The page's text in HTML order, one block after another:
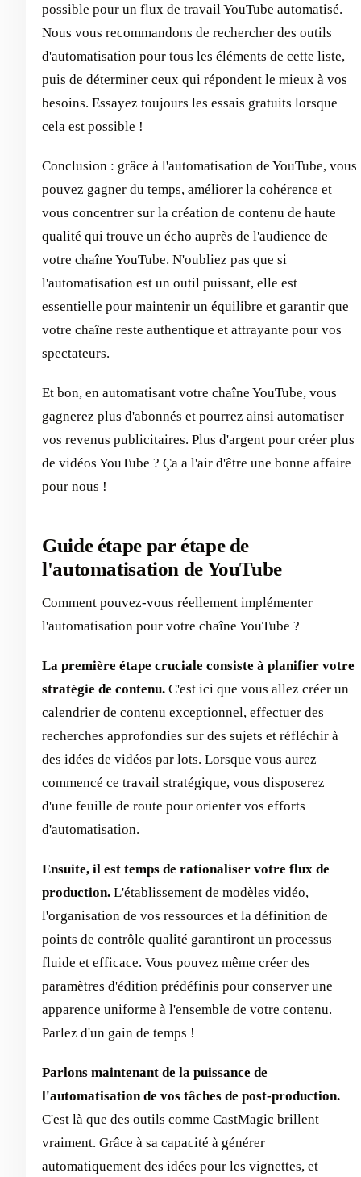
possible pour un flux de travail YouTube automatisé.
Nous vous recommandons de rechercher des outils
d'automatisation pour tous les éléments de cette liste,
puis de déterminer ceux qui répondent le mieux à vos
besoins. Essayez toujours les essais gratuits lorsque
cela est possible !
Conclusion : grâce à l'automatisation de YouTube, vous
pouvez gagner du temps, améliorer la cohérence et
vous concentrer sur la création de contenu de haute
qualité qui trouve un écho auprès de l'audience de
votre chaîne YouTube. N'oubliez pas que si
l'automatisation est un outil puissant, elle est
essentielle pour maintenir un équilibre et garantir que
votre chaîne reste authentique et attrayante pour vos
spectateurs.
Et bon, en automatisant votre chaîne YouTube, vous
gagnerez plus d'abonnés et pourrez ainsi automatiser
vos revenus publicitaires. Plus d'argent pour créer plus
de vidéos YouTube ? Ça a l'air d'être une bonne affaire
pour nous !
Guide étape par étape de
l'automatisation de YouTube
Comment pouvez-vous réellement implémenter
l'automatisation pour votre chaîne YouTube ?
La première étape cruciale consiste à planifier votre
stratégie de contenu. C'est ici que vous allez créer un
calendrier de contenu exceptionnel, effectuer des
recherches approfondies sur des sujets et réfléchir à
des idées de vidéos par lots. Lorsque vous aurez
commencé ce travail stratégique, vous disposerez
d'une feuille de route pour orienter vos efforts
d'automatisation.
Ensuite, il est temps de rationaliser votre flux de
production. L'établissement de modèles vidéo,
l'organisation de vos ressources et la définition de
points de contrôle qualité garantiront un processus
fluide et efficace. Vous pouvez même créer des
paramètres d'édition prédéfinis pour conserver une
apparence uniforme à l'ensemble de votre contenu.
Parlez d'un gain de temps !
Parlons maintenant de la puissance de
l'automatisation de vos tâches de post-production.
C'est là que des outils comme CastMagic brillent
vraiment. Grâce à sa capacité à générer
automatiquement des idées pour les vignettes, et